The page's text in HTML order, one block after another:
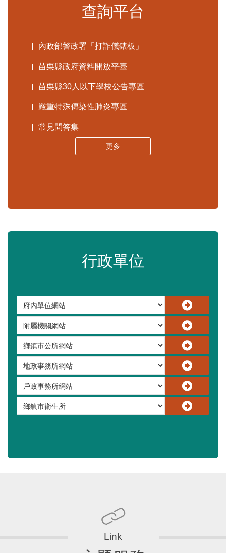
查詢平台
苗栗縣30人以下學校公告專區
嚴重特殊傳染性肺炎專區
行政單位